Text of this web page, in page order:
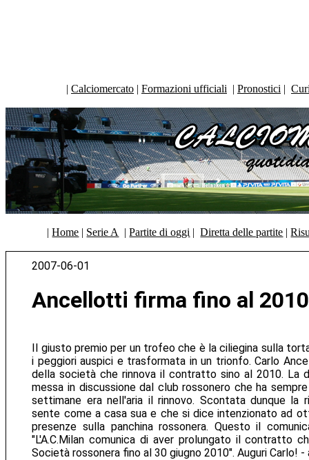
| Calciomercato | Formazioni ufficiali | Pronostici |
|Home | Serie A |Partite di oggi |Diretta delle partite |
2007-06-01
Ancellotti firma fino al 2010
Il giusto premio per un trofeo che è la ciliegina sulla
i peggiori auspici e trasformata in un trionfo. Carlo
della società che rinnova il contratto sino al 2010. La
messa in discussione dal club rossonero che ha
settimane era nell'aria il rinnovo. Scontata dunque
sente come a casa sua e che si dice intenzionato ad
presenze sulla panchina rossonera. Questo il
"L'A.C.Milan comunica di aver prolungato il contratto
Società rossonera fino al 30 giugno 2010". Auguri